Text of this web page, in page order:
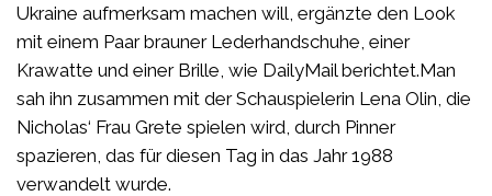
Ukraine aufmerksam machen will, ergänzte den Look
mit einem Paar brauner Lederhandschuhe, einer
Krawatte und einer Brille, wie DailyMail berichtet.Man
sah ihn zusammen mit der Schauspielerin Lena Olin, die
Nicholas‘ Frau Grete spielen wird, durch Pinner
spazieren, das für diesen Tag in das Jahr 1988
verwandelt wurde.